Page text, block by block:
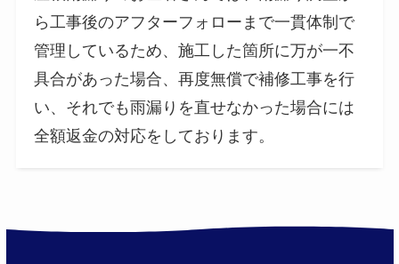
ら工事後のアフターフォローまで一貫体制で
管理しているため、施工した箇所に万が一不
具合があった場合、再度無償で補修工事を行
い、それでも雨漏りを直せなかった場合には
全額返金の対応をしております。